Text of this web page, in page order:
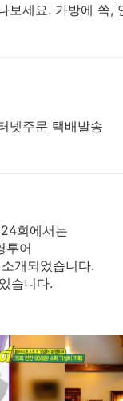
세요. 가방에 쏙,
넷주문 택배발송
회에서는
투어
개되었습니다.
습니다.